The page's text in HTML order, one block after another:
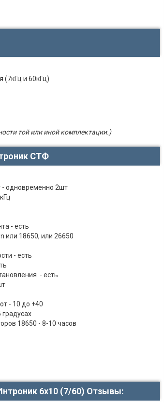
(7кГц и 60кГц)
той или иной комплектации.)
СТФ
- одновременно 2шт
- есть
или 18650, или 26650
- есть
- есть
- 10 до +40
18650 - 8-10 часов
6х10 (7/60) Отзывы: